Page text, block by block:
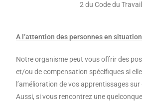
2 du Code du
A l’attention des personnes en
Notre organisme peut vous offrir des
et/ou de compensation spécifiques si
l’amélioration de vos apprentissages
Aussi, si vous rencontrez une